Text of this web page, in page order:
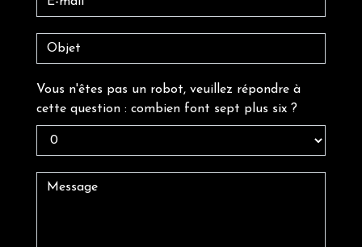
Vous n'êtes pas un robot, veuillez répondre à
cette question : combien font sept plus six ?